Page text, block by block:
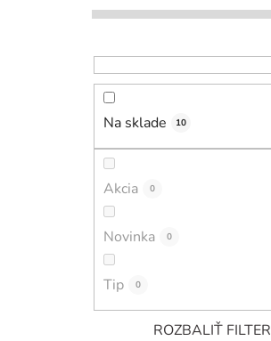
Na sklade 10
Akcia 0
Novinka 0
Tip 0
ROZBALIŤ FILTER